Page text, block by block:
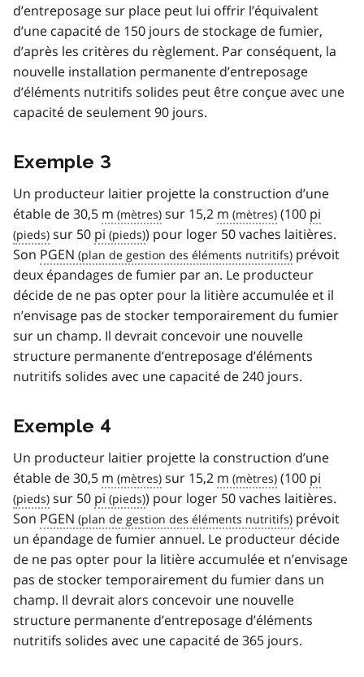
d’entreposage sur place peut lui offrir l’équivalent
d’une capacité de 150 jours de stockage de fumier,
d’après les critères du règlement. Par conséquent, la
nouvelle installation permanente d’entreposage
d’éléments nutritifs solides peut être conçue avec une
capacité de seulement 90 jours.
Exemple 3
Un producteur laitier projette la construction d’une
étable de 30,5 m sur 15,2 m (100 pi
sur 50 pi
) pour loger 50 vaches laitières.
Son PGEN
prévoit
deux épandages de fumier par an. Le producteur
décide de ne pas opter pour la litière accumulée et il
n’envisage pas de stocker temporairement du fumier
sur un champ. Il devrait concevoir une nouvelle
structure permanente d’entreposage d’éléments
nutritifs solides avec une capacité de 240 jours.
Exemple 4
Un producteur laitier projette la construction d’une
étable de 30,5 m sur 15,2 m (100 pi
sur 50 pi
) pour loger 50 vaches laitières.
Son PGEN
prévoit
un épandage de fumier annuel. Le producteur décide
de ne pas opter pour la litière accumulée et n’envisage
pas de stocker temporairement du fumier dans un
champ. Il devrait alors concevoir une nouvelle
structure permanente d’entreposage d’éléments
nutritifs solides avec une capacité de 365 jours.